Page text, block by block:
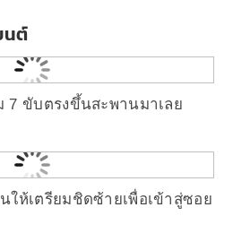
นต์
7 ขับตรงขึ้นสะพานมาเลย
ให้เตรียมชิดซ้ายเพื่อเข้าสู่ซอย